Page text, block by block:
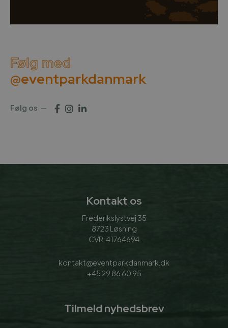
Følg med
@eventparkdanmark
Følg os
Kontakt os
Frederikslystvej 35
8723 Løsning
CVR: 41764694
kontakt@eventparkdanmark.dk
+45 29 86 60 95
Tilmeld nyhedsbrev